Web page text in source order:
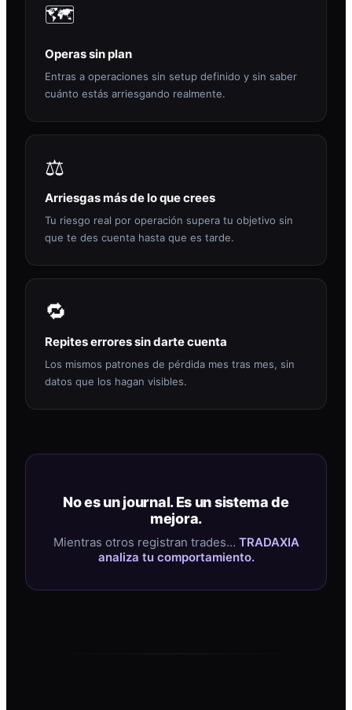
🗺️
Operas sin plan
Entras a operaciones sin setup definido y sin saber
cuánto estás arriesgando realmente.
⚖️
Arriesgas más de lo que crees
Tu riesgo real por operación supera tu objetivo sin
que te des cuenta hasta que es tarde.
🔁
Repites errores sin darte cuenta
Los mismos patrones de pérdida mes tras mes, sin
datos que los hagan visibles.
No es un journal. Es un sistema de
mejora.
Mientras otros registran trades… TRADAXIA
analiza tu comportamiento.